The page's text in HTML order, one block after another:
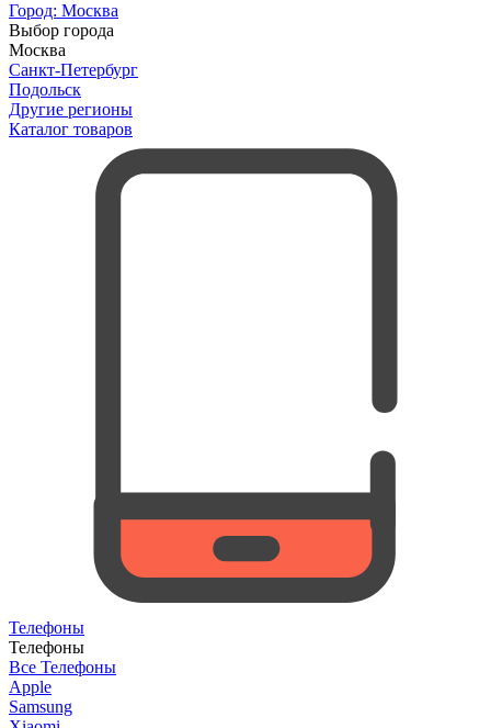
Город: Москва
Выбор города
Москва
Санкт-Петербург
Подольск
Другие регионы
Каталог товаров
Телефоны
Телефоны
Все Телефоны
Apple
Samsung